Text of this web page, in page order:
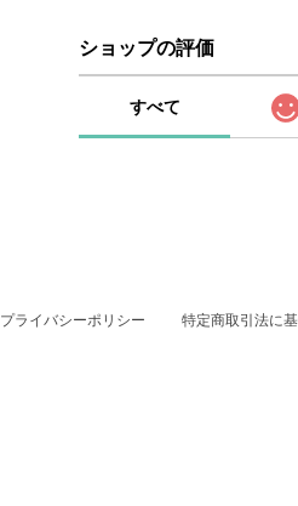
ショップの評価
すべて
プライバシーポリシー 特定商取引法に